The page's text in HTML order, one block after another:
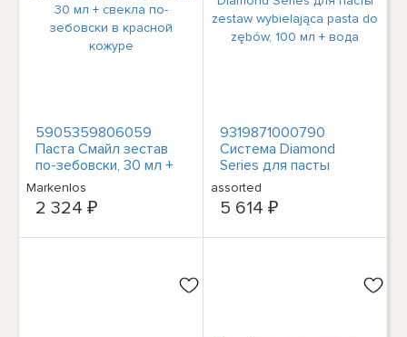
5905359806059
Паста Смайл зестав
по-зебовски, 30 мл +
свекла по-зебовски в
красной кожуре
Markenlos
2 324 ₽
9319871000790
Система Diamond
Series для пасты
zestaw wybielająca
pasta do zębów, 100
мл + вода
assorted
5 614 ₽